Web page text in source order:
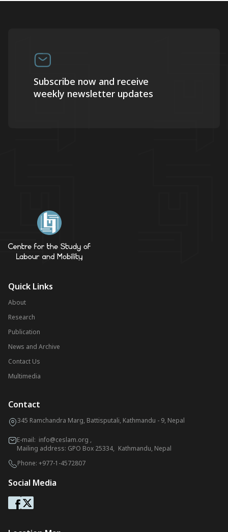
Subscribe now and receive
weekly newsletter updates
Quick Links
About
Research
Publication
News and Archive
Contact Us
Multimedia
Contact
345 Ramchandra Marg, Battisputali, Kathmandu - 9, Nepal
E-mail: info@ceslam.org ,
Mailing address: GPO Box 25334, Kathmandu, Nepal
Phone: +977-1-4572807
Social Media